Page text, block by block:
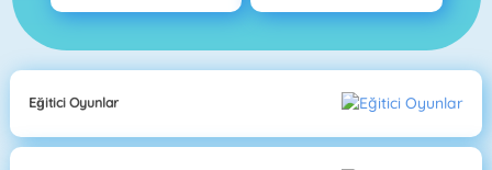
Eğitici Oyunlar